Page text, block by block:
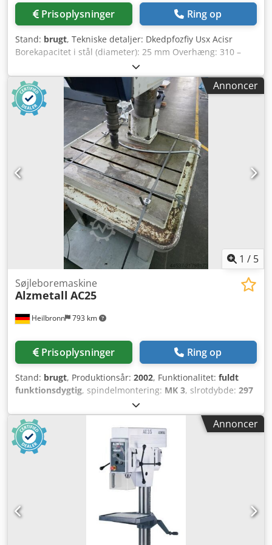
Prisoplysninger Ring op
Stand: brugt, Tekniske detaljer: Dkedpfozfiy Usx Acisr
Borekapacitet i stål (diameter): 25 mm Overhæng: 310 –
315 mm Boreslag: 200 mm Spindelkonus: MK4
Spindelhastighed: 63 – 1000 o/min Afstand spindel/bord,
maks.: 670 mm Bordareal til fastspænding: 640 x 540 mm
Bord kan drejes: 360° Strømstyrke: 7 A Samlet effektbehov:
3 kW Maskinvægt, ca.: 700 kg Maskinens dimensioner, ca. L
x B x H: 0,9 × 0,6 × 2,46 m
Annoncer
1 / 5
Heilbronn 793 km
Søjleboremaskine
Alzmetall AC25
Prisoplysninger Ring op
Stand: brugt, Produktionsår: 2002, Funktionalitet: fuldt
funktionsdygtig, spindelmontering: MK 3, slrotdybde: 297
, L.-nr. 4.1-551 1 brugt
søjleboremaskine, fabr. ALZMETALL, model AC 25, årg.
2002 Dsdpfx Acsy Hik Soiskr borehoved med
højdejustering, fast bord, kølemiddeludstyr Tekniske data:
Borekapacitet stål/støbejern: 25/30 mm Spindeltap: MK 3
Omdrejninger/min: 35-1400 Spindelslag: 120 mm Spindel
overhæng: 297 mm Værktøjsoptagelse: MK3 Maskinens
vægt: 680 kg Tekniske data, tilbehør og beskrivelse af
maskinen er ikke bindende.
Annoncer